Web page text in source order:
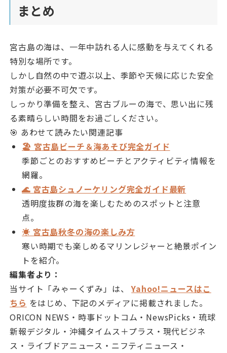
まとめ
宮古島の海は、一年中訪れる人に感動を与えてくれる
特別な場所です。
しかし自然の中で遊ぶ以上、季節や天候に応じた安全
対策が必要不可欠です。
しっかり準備を整え、宮古ブルーの海で、思い出に残
る素晴らしい時間をお過ごしください。
🎯 あわせて読みたい関連記事
🏖 宮古島ビーチ＆海あそび完全ガイド
季節ごとのおすすめビーチとアクティビティ情報を
網羅。
🌊 宮古島シュノーケリング完全ガイド最新
透明度抜群の海を楽しむためのスポットと注意
点。
☀️ 宮古島秋冬の海の楽しみ方
寒い時期でも楽しめるマリンレジャーと絶景ポイン
トを紹介。
編集者より：
当サイト「みゃーくずみ」は、Yahoo!ニュースはこ
ちら をはじめ、下記のメディアに掲載されました。
ORICON NEWS・時事ドットコム・NewsPicks・琉球
新報デジタル・沖縄タイムス＋プラス・現代ビジネ
ス・ライブドアニュース・ニフティニュース・